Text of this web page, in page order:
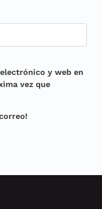
y web en
vez que